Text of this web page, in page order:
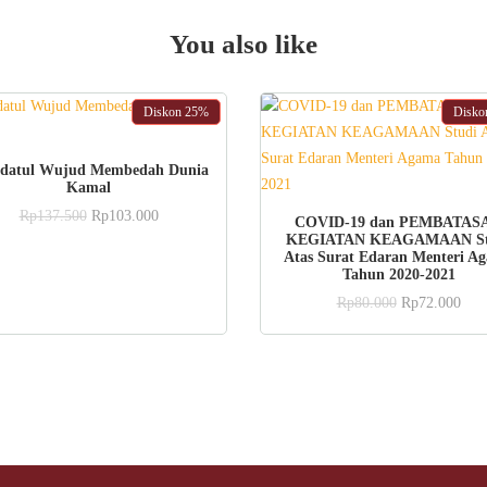
You also like
Diskon 25%
ADD TO CART
Wujud Membedah Dunia
Kamal
Rp137.500 Original
Rp103.000Current
ADD TO CART
COVID-19 dan
KEGIATAN KEAGAMAAN
Atas Surat Edaran Menteri
Tahun 2020-2021
Rp80.000 Original
was:
Rp72.000
is: